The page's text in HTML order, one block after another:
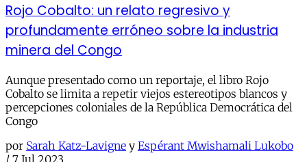
Rojo Cobalto: un relato regresivo y
profundamente erróneo sobre la industria
minera del Congo
Aunque presentado como un reportaje, el libro Rojo
Cobalto se limita a repetir viejos estereotipos blancos y
percepciones coloniales de la República Democrática del
Congo
por Sarah Katz-Lavigne y Espérant Mwishamali Lukobo
/ 7 Jul 2023